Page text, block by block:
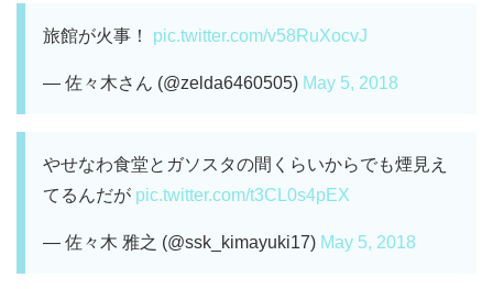
旅館が火事！ pic.twitter.com/v58RuXocvJ
— 佐々木さん (@zelda6460505) May 5, 2018
やせなわ食堂とガソスタの間くらいからでも煙見え
てるんだが pic.twitter.com/t3CL0s4pEX
— 佐々木 雅之 (@ssk_kimayuki17) May 5, 2018